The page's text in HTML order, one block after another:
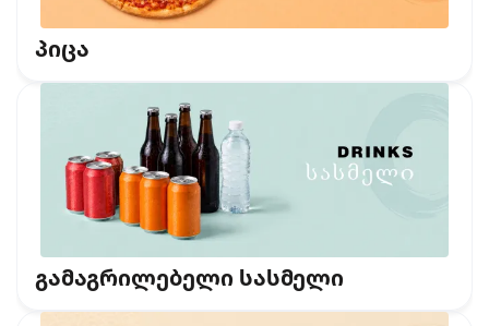
პიცა
გამაგრილებელი სასმელი